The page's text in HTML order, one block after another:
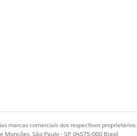
registro.
de TI. Você pode criar um fluxo
marcas comerciais dos respectivos proprietários.
São Paulo - SP, 04575-000 Brasil